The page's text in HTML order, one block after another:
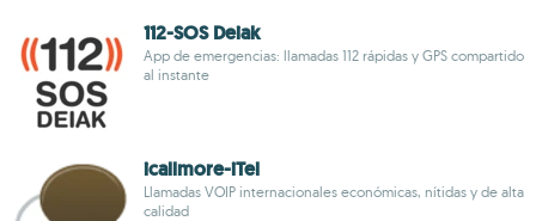
112-SOS Deiak
App de emergencias: llamadas 112 rápidas y GPS compartido
al instante
icallmore-iTel
Llamadas VOIP internacionales económicas, nítidas y de alta
calidad